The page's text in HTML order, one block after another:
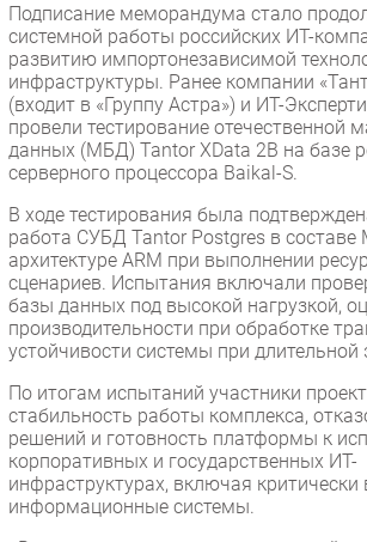
Подписание меморандума стало
системной работы российских ИТ-
развитию импортонезависимой
инфраструктуры. Ранее компании
(входит в «Группу Астра») и ИТ-
провели тестирование отечественной
данных (МБД) Tantor XData 2B на базе
серверного процессора Baikal-S.
В ходе тестирования была
работа СУБД Tantor Postgres в
архитектуре ARM при выполнении
сценариев. Испытания включали
базы данных под высокой нагрузкой,
производительности при обработке
устойчивости системы при длительной
По итогам испытаний участники
стабильность работы комплекса,
решений и готовность платформы к
корпоративных и государственных ИТ-
инфраструктурах, включая
информационные системы.